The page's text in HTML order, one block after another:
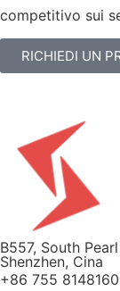
competitivo sui
RICHIEDI UN
B557, South
Shenzhen, Cina
+86 755